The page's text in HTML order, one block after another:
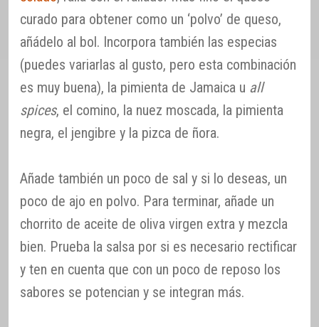
curado para obtener como un ‘polvo’ de queso,
añádelo al bol. Incorpora también las especias
(puedes variarlas al gusto, pero esta combinación
es muy buena), la pimienta de Jamaica u all
spices, el comino, la nuez moscada, la pimienta
negra, el jengibre y la pizca de ñora.
Añade también un poco de sal y si lo deseas, un
poco de ajo en polvo. Para terminar, añade un
chorrito de aceite de oliva virgen extra y mezcla
bien. Prueba la salsa por si es necesario rectificar
y ten en cuenta que con un poco de reposo los
sabores se potencian y se integran más.